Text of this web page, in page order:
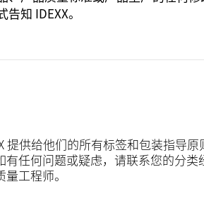
知 IDEXX。
提供给他们的所有标签和包装指导原
有任何问题或疑虑，请联系您的分类
工程师。